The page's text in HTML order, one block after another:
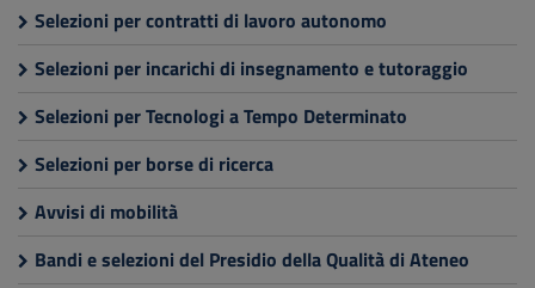
Selezioni per contratti di lavoro autonomo
Selezioni per incarichi di insegnamento e tutoraggio
Selezioni per Tecnologi a Tempo Determinato
Selezioni per borse di ricerca
Avvisi di mobilità
Bandi e selezioni del Presidio della Qualità di Ateneo